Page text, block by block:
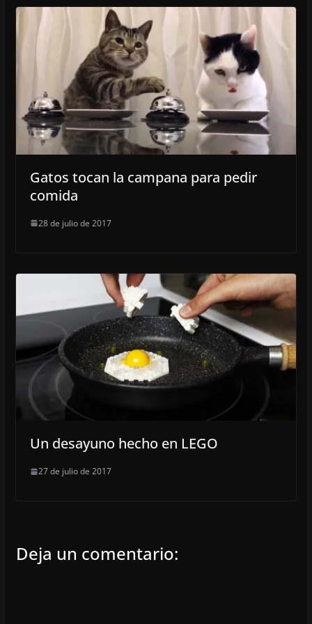
Gatos tocan la campana para pedir
comida
28 de julio de 2017
Un desayuno hecho en LEGO
27 de julio de 2017
Deja un comentario: